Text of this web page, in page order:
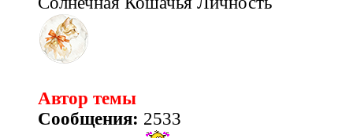
Автор темы
Сообщения: 2533